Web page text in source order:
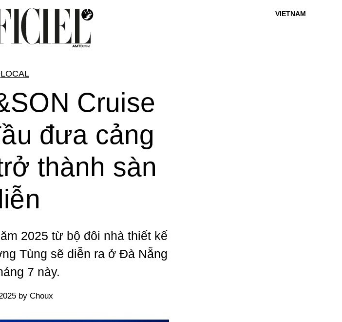
VIETNAM
LOCAL
Cruise
đưa cảng
thành sàn
2025 từ bộ đôi nhà thiết kế
Tùng sẽ diễn ra ở Đà Nẵng
7 này.
by Choux